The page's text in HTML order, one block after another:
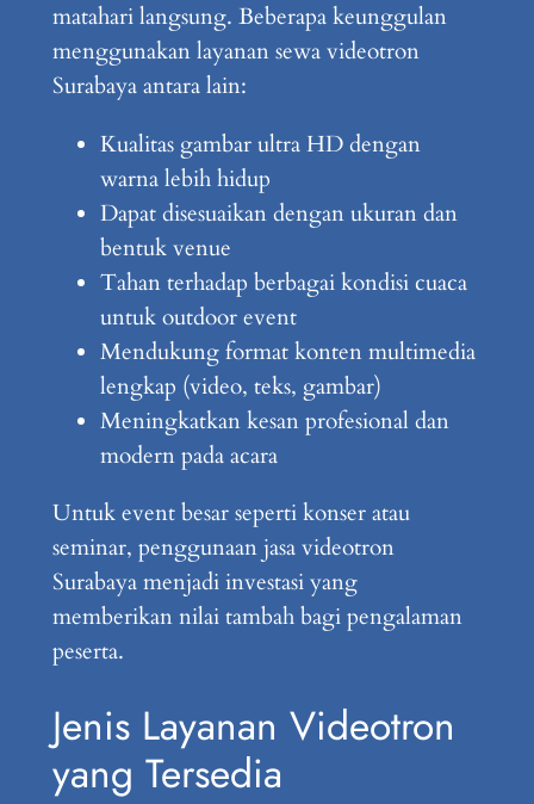
matahari langsung. Beberapa keunggulan
menggunakan layanan sewa videotron
Surabaya antara lain:
Kualitas gambar ultra HD dengan
warna lebih hidup
Dapat disesuaikan dengan ukuran dan
bentuk venue
Tahan terhadap berbagai kondisi cuaca
untuk outdoor event
Mendukung format konten multimedia
lengkap (video, teks, gambar)
Meningkatkan kesan profesional dan
modern pada acara
Untuk event besar seperti konser atau
seminar, penggunaan jasa videotron
Surabaya menjadi investasi yang
memberikan nilai tambah bagi pengalaman
peserta.
Jenis Layanan Videotron
yang Tersedia